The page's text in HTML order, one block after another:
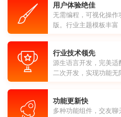
用户体验绝佳
无需编程，可视化操
版。行业主题模板丰富
行业技术领先
源生语言开发，完美
二次开发，实现功能无
功能更新快
多种功能组件，交友